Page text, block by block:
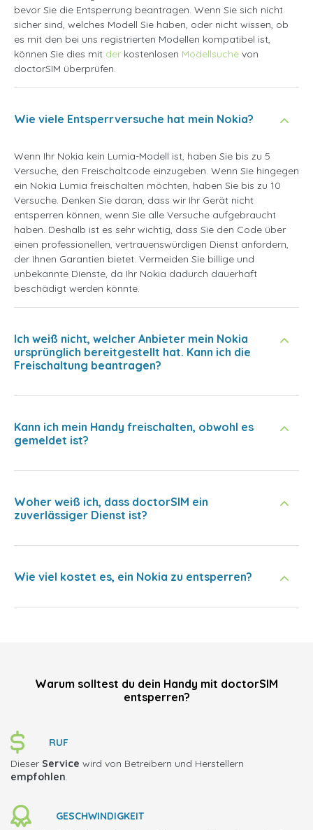
bevor Sie die Entsperrung beantragen. Wenn Sie sich nicht
sicher sind, welches Modell Sie haben, oder nicht wissen, ob
es mit den bei uns registrierten Modellen kompatibel ist,
können Sie dies mit der kostenlosen Modellsuche von
doctorSIM überprüfen.
Wie viele Entsperrversuche hat mein Nokia?
Wenn Ihr Nokia kein Lumia-Modell ist, haben Sie bis zu 5
Versuche, den Freischaltcode einzugeben. Wenn Sie hingegen
ein Nokia Lumia freischalten möchten, haben Sie bis zu 10
Versuche. Denken Sie daran, dass wir Ihr Gerät nicht
entsperren können, wenn Sie alle Versuche aufgebraucht
haben. Deshalb ist es sehr wichtig, dass Sie den Code über
einen professionellen, vertrauenswürdigen Dienst anfordern,
der Ihnen Garantien bietet. Vermeiden Sie billige und
unbekannte Dienste, da Ihr Nokia dadurch dauerhaft
beschädigt werden könnte.
Ich weiß nicht, welcher Anbieter mein Nokia
ursprünglich bereitgestellt hat. Kann ich die
Freischaltung beantragen?
Kann ich mein Handy freischalten, obwohl es
gemeldet ist?
Woher weiß ich, dass doctorSIM ein
zuverlässiger Dienst ist?
Wie viel kostet es, ein Nokia zu entsperren?
Warum solltest du dein Handy mit doctorSIM
entsperren?
RUF
Dieser Service wird von Betreibern und Herstellern
empfohlen.
GESCHWINDIGKEIT